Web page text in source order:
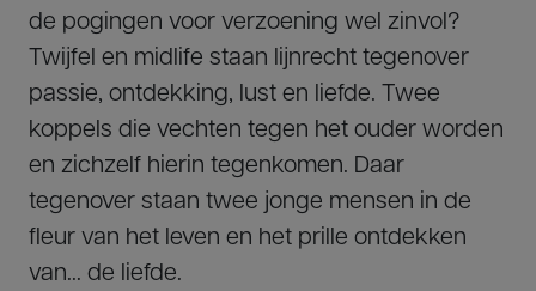
de pogingen voor verzoening wel zinvol?
Twijfel en midlife staan lijnrecht tegenover
passie, ontdekking, lust en liefde. Twee
koppels die vechten tegen het ouder worden
en zichzelf hierin tegenkomen. Daar
tegenover staan twee jonge mensen in de
fleur van het leven en het prille ontdekken
van… de liefde.